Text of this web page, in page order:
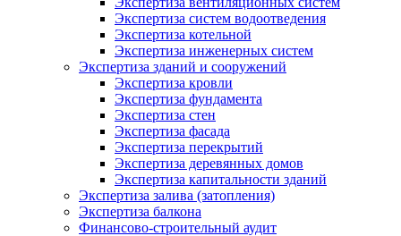
Экспертиза систем водоотведения
Экспертиза котельной
Экспертиза инженерных систем
Экспертиза зданий и сооружений
Экспертиза кровли
Экспертиза фундамента
Экспертиза стен
Экспертиза фасада
Экспертиза перекрытий
Экспертиза деревянных домов
Экспертиза капитальности зданий
Экспертиза залива (затопления)
Экспертиза балкона
Финансово-строительный аудит